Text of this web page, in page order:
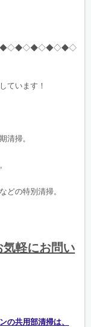
ています！
清掃。
どの特別清掃。
軽にお問い
の共用部清掃は、